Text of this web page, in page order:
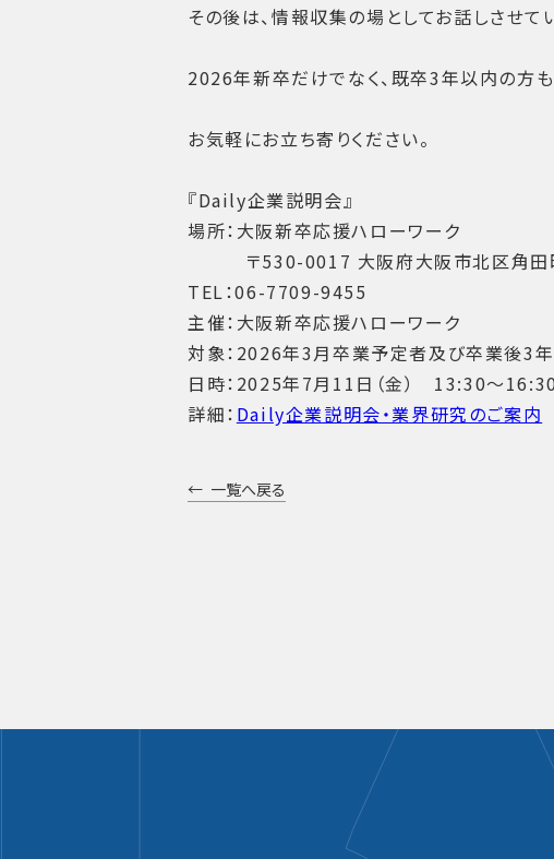
その後は、情報収集の場としてお話しさせて
2026年新卒だけでなく、既卒3年以内の方も
お気軽にお立ち寄りください。
『Daily企業説明会』
場所：大阪新卒応援ハローワーク
〒530-0017 大阪府大阪市北区角田町
TEL：06-7709-9455
主催：大阪新卒応援ハローワーク
対象：2026年3月卒業予定者及び卒業後3
日時：2025年7月11日（金） 13:30～16:30
詳細： Daily企業説明会・業界研究のご案内
一覧へ戻る